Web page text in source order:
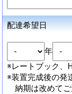
配達希望日
年
※レートブック、
※装置完成後の発
納期は改めてご